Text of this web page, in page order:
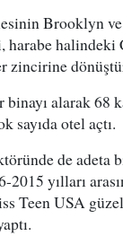
Brooklyn
harabe
zincirine
alarak 68
sayıda otel açtı.
de adeta
2015 yılları
Teen USA